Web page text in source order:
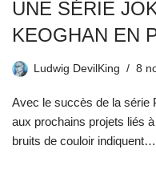
UNE SÉRIE
KEOGHAN EN
Ludwig DevilKing 8
Avec le succès de la série
aux prochains projets liés
bruits de couloir indiquent…